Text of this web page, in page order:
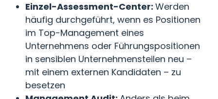
Einzel-Assessment-Center: Werden
häufig durchgeführt, wenn es Positionen
im Top-Management eines
Unternehmens oder Führungspositionen
in sensiblen Unternehmensteilen neu –
mit einem externen Kandidaten – zu
besetzen